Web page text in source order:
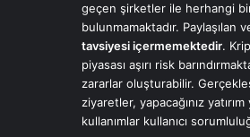
geçen şirketler ile herhangi
bulunmamaktadır. Paylaşılan
tavsiyesi içermemektedir.
piyasası aşırı risk
zararlar oluşturabilir.
ziyaretler, yapacağınız yatırım
kullanımlar kullanıcı